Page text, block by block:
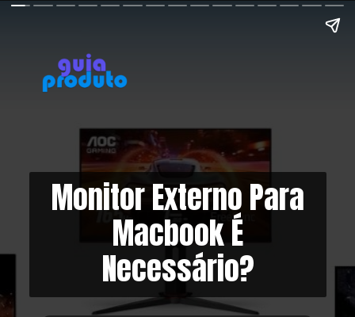
Monitor Externo Para
Macbook É
Necessário?